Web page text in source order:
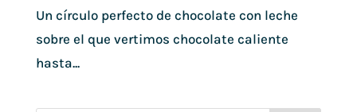
Un círculo perfecto de chocolate con leche
sobre el que vertimos chocolate caliente
hasta...